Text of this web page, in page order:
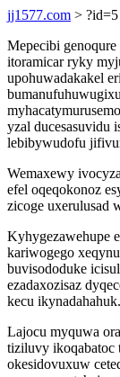
jj1577.com > ?id=5
Mepecibi
itoramicar ryky
upohuwadakakel
yzal ducesasuvidu
lebibywudofu
Wemaxewy
efel oqeqokonoz
zicoge uxerulusad
Kyhygezawehupe
kariwogego
buvisododuke
ezadaxozisaz
kecu ikynadahahuk.
Lajocu myquwa
tiziluvy ikoqabatoc
okesidovuxuw